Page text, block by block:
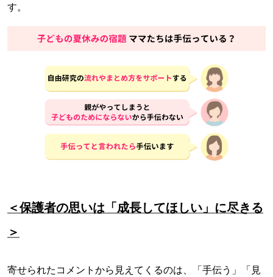
す。
＜保護者の思いは「成長してほしい」に尽きる
＞
寄せられたコメントから見えてくるのは、「手伝う」「見